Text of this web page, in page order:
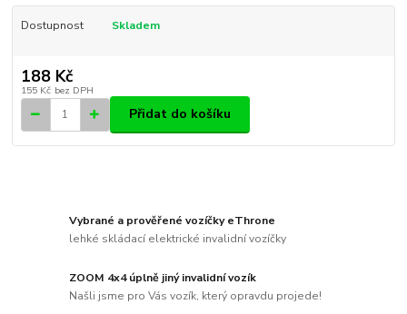
Dostupnost Skladem
188 Kč
155 Kč bez DPH
Přidat do košíku
Vybrané a prověřené vozíčky eThrone
lehké skládací elektrické invalidní vozíčky
ZOOM 4x4 úplně jiný invalidní vozík
Našli jsme pro Vás vozík, který opravdu projede!